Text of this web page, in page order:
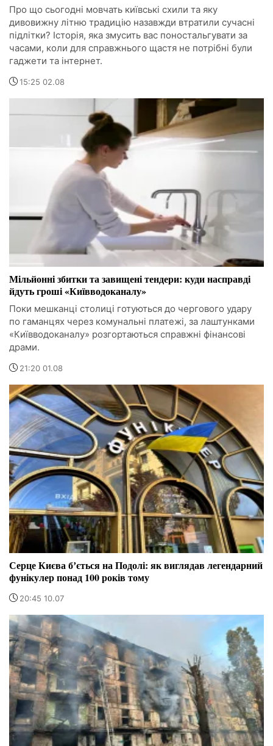
Про що сьогодні мовчать київські схили та яку
дивовижну літню традицію назавжди втратили сучасні
підлітки? Історія, яка змусить вас поностальгувати за
часами, коли для справжнього щастя не потрібні були
гаджети та інтернет.
15:25 02.08
Мільйонні збитки та завищені тендери: куди насправді
йдуть гроші «Київводоканалу»
Поки мешканці столиці готуються до чергового удару
по гаманцях через комунальні платежі, за лаштунками
«Київводоканалу» розгортаються справжні фінансові
драми.
21:20 01.08
Серце Києва бʼється на Подолі: як виглядав легендарний
фунікулер понад 100 років тому
20:45 10.07